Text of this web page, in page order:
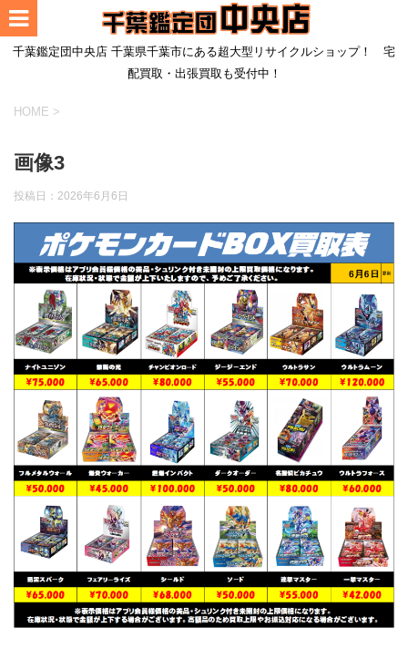
千葉鑑定団中央店 千葉県千葉市にある超大型リサイクルショップ！ 宅
配買取・出張買取も受付中！
HOME >
画像3
投稿日： 2026年6月6日